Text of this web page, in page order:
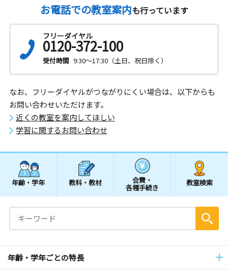
お電話での教室案内も行っています
フリーダイヤル
0120-372-100
受付時間 9:30～17:30（土日、祝日除く）
なお、フリーダイヤルがつながりにくい場合は、以下からも
お問い合わせいただけます。
近くの教室を案内してほしい
学習に関するお問い合わせ
年齢・学年 教科・教材 会費・
各種手続き
教室検索
年齢・学年ごとの特長